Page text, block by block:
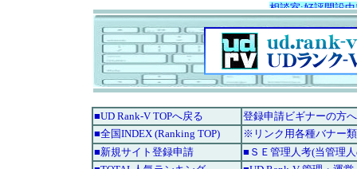
■UD Rank-V TOPへ戻る
登録申請ビギナーの方
■全国INDEX (Ranking TOP)
※リンク用各種バナー類
■新規サイト登録申請
■ＳＥ管理人考(当管理